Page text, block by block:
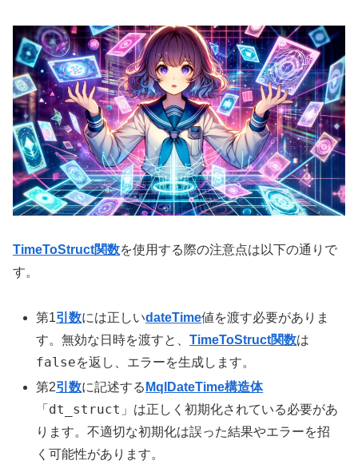
TimeToStruct関数を使用する際の注意点は以下の通りで
す。
第1引数には正しいdateTime値を渡す必要がありま
す。無効な日時を渡すと、TimeToStruct関数は
falseを返し、エラーを生成します。
第2引数に記述する MqlDateTime構造体
「dt_struct」 は正しく初期化されている必要があ
ります。不適切な初期化は誤った結果やエラーを招
く可能性があります。